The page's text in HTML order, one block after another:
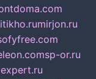
mirjon.ru
sp-or.ru